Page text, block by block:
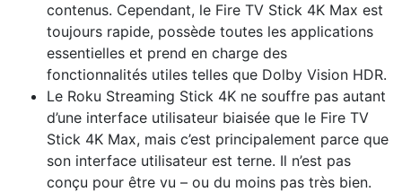
contenus. Cependant, le Fire TV Stick 4K Max est
toujours rapide, possède toutes les applications
essentielles et prend en charge des
fonctionnalités utiles telles que Dolby Vision HDR.
Le Roku Streaming Stick 4K ne souffre pas autant
d’une interface utilisateur biaisée que le Fire TV
Stick 4K Max, mais c’est principalement parce que
son interface utilisateur est terne. Il n’est pas
conçu pour être vu – ou du moins pas très bien.